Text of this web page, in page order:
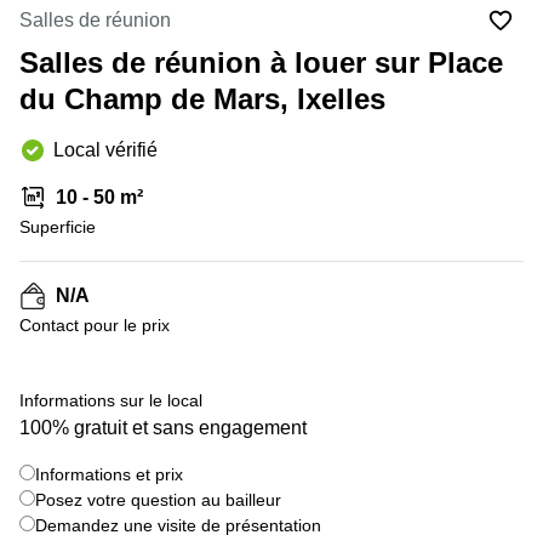
la
Neuve
Wavre
Centre
d'affaires
Anvers
Centre
Gand
Centre
d'affaires
Ville de
Bruxelles
Coworking
Ixelles
Namur
Coworking
Salle de
conférence
Salles de réunion
Salles de réunion à louer sur Place
du Champ de Mars, Ixelles
Local vérifié
10 - 50 m²
Superficie
N/A
Contact pour le prix
Informations sur le local
100% gratuit et sans engagement
Informations et prix
Posez votre question au bailleur
Demandez une visite de présentation